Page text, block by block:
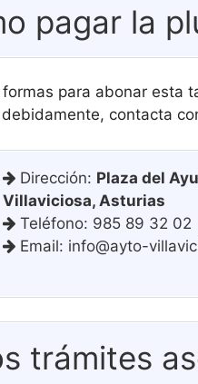
pagar la
para abonar esta
contacta
Dirección: Plaza del
Villaviciosa, Asturias
Teléfono: 985 89 32 02
Email: info@ayto-
trámites